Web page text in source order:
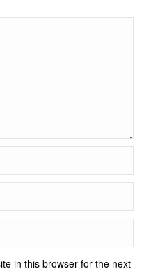
in this browser for the next